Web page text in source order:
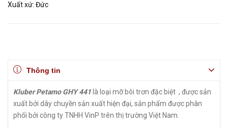
Xuất xứ: Đức
Thông tin
Kluber Petamo GHY 441 là loại mỡ bôi trơn đặc biệt , được sản
xuất bởi dây chuyền sản xuất hiện đại, sản phẩm được phân
phối bởi công ty TNHH VinP trên thị trường Việt Nam.